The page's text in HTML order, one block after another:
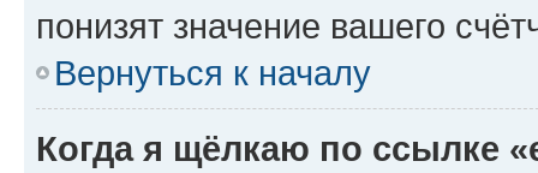
понизят значение вашего
Вернуться к началу
Когда я щёлкаю по ссылке